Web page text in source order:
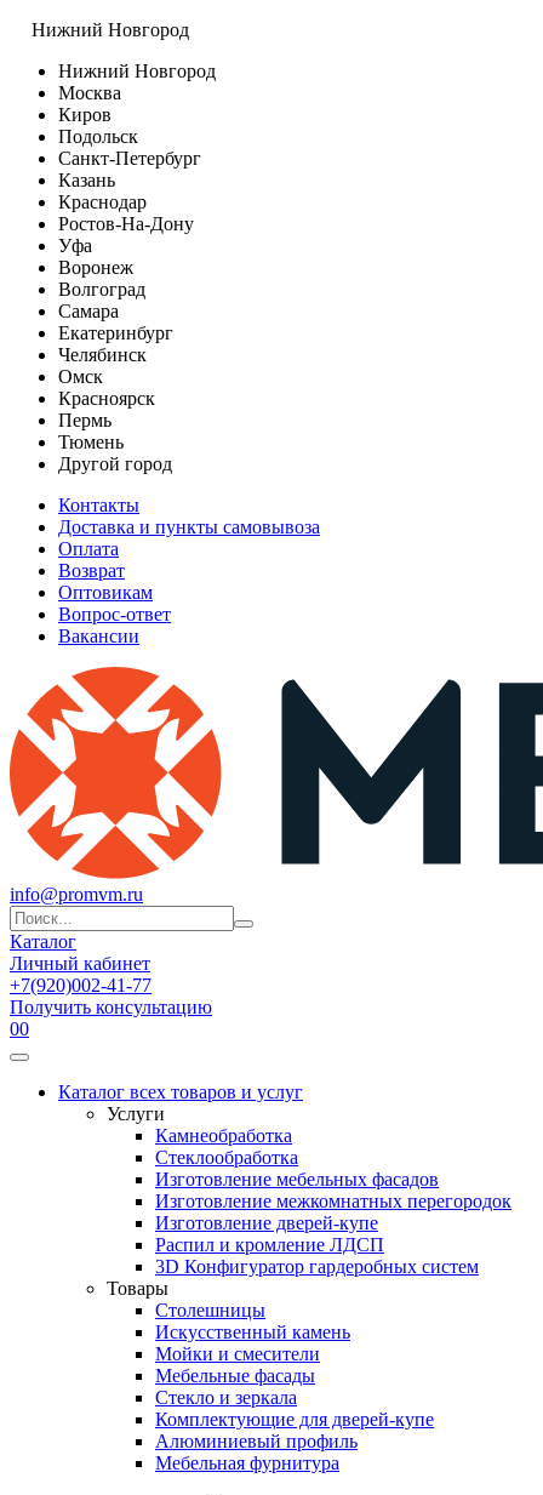
Нижний Новгород
Нижний Новгород
Москва
Киров
Подольск
Санкт-Петербург
Казань
Краснодар
Ростов-На-Дону
Уфа
Воронеж
Волгоград
Самара
Екатеринбург
Челябинск
Омск
Красноярск
Пермь
Тюмень
Другой город
Контакты
Доставка и пункты самовывоза
Оплата
Возврат
Оптовикам
Вопрос-ответ
Вакансии
info@promvm.ru
Каталог
Личный кабинет
+7(920)002-41-77
Получить консультацию
00
Каталог всех товаров и услуг
Услуги
Камнеобработка
Стеклообработка
Изготовление мебельных фасадов
Изготовление межкомнатных перегородок
Изготовление дверей-купе
Распил и кромление ЛДСП
3D Конфигуратор гардеробных систем
Товары
Столешницы
Искусственный камень
Мойки и смесители
Мебельные фасады
Стекло и зеркала
Комплектующие для дверей-купе
Алюминиевый профиль
Мебельная фурнитура